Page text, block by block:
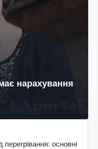
нарахування
основні